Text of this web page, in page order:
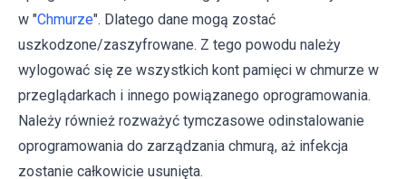
w "Chmurze". Dlatego dane mogą zostać
uszkodzone/zaszyfrowane. Z tego powodu należy
wylogować się ze wszystkich kont pamięci w chmurze w
przeglądarkach i innego powiązanego oprogramowania.
Należy również rozważyć tymczasowe odinstalowanie
oprogramowania do zarządzania chmurą, aż infekcja
zostanie całkowicie usunięta.